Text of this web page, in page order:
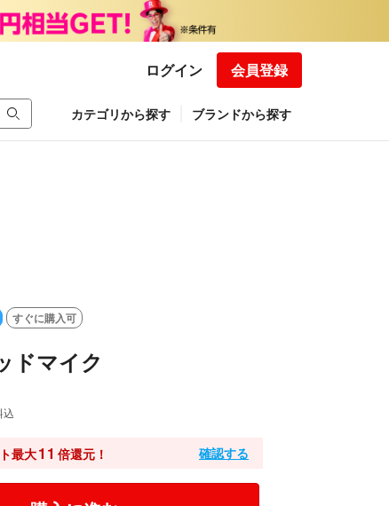
ログイン 会員登録
カテゴリから探す ブランドから探す
すぐに購入可
ドマイク
込
最大11 倍還元！ 確認する